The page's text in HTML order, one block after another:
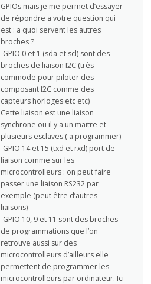
GPIOs mais je me permet d’essayer
de répondre a votre question qui
est : a quoi servent les autres
broches ?
-GPIO 0 et 1 (sda et scl) sont des
broches de liaison I2C (très
commode pour piloter des
composant I2C comme des
capteurs horloges etc etc)
Cette liaison est une liaison
synchrone ou il y a un maitre et
plusieurs esclaves ( a programmer)
-GPIO 14 et 15 (txd et rxd) port de
liaison comme sur les
microcontrolleurs : on peut faire
passer une liaison RS232 par
exemple (peut être d’autres
liaisons)
-GPIO 10, 9 et 11 sont des broches
de programmations que l’on
retrouve aussi sur des
microcontrolleurs d’ailleurs elle
permettent de programmer les
microcontrolleurs par ordinateur. Ici